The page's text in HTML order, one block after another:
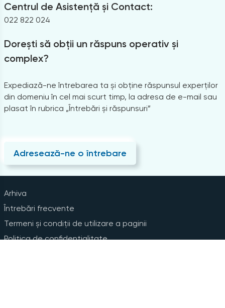
Centrul de Asistență și Contact:
022 822 024
Dorești să obții un răspuns operativ și
complex?
Expediază-ne întrebarea ta și obține răspunsul experților
din domeniu în cel mai scurt timp, la adresa de e-mail sau
plasat în rubrica „Întrebări și răspunsuri”
Adresează-ne o întrebare
Arhiva
Întrebări frecvente
Termeni și condiții de utilizare a paginii
Politica de confidențialitate